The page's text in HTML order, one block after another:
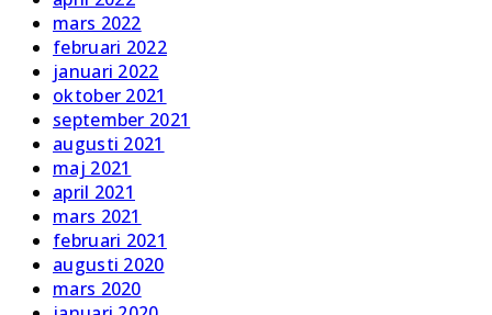
mars 2022
februari 2022
januari 2022
oktober 2021
september 2021
augusti 2021
maj 2021
april 2021
mars 2021
februari 2021
augusti 2020
mars 2020